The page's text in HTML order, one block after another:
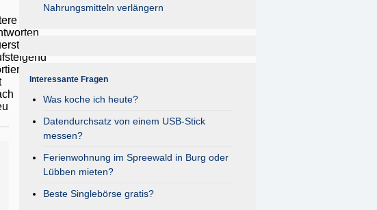
Nahrungsmitteln verlängern
Interessante Fragen
Was koche ich heute?
Datendurchsatz von einem USB-Stick
messen?
Ferienwohnung im Spreewald in Burg oder
Lübben mieten?
Beste Singlebörse gratis?